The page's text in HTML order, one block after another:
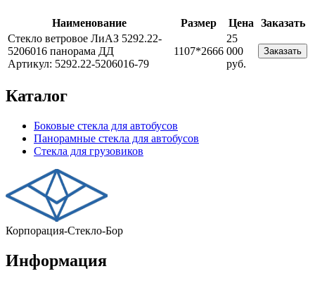
Наименование Размер Цена
Заказать
Стекло ветровое ЛиАЗ 5292.22-
5206016 панорама ДД
Артикул: 5292.22-5206016-79
1107*2666
25
000
руб.
Заказать
Каталог
Боковые стекла для автобусов
Панорамные стекла для автобусов
Стекла для грузовиков
Корпорация-Стекло-Бор
Информация